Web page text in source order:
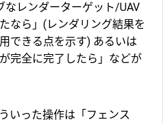
なレンダーターゲット/UAV
なら」(レンダリング結果を
できる点を示す) あるいは
完全に完了したら」などが
いった操作は「 フェンス